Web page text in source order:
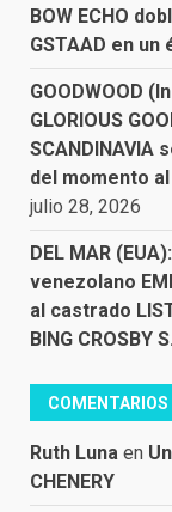
BOW ECHO
GSTAAD en un
GOODWOOD
GLORIOUS
del momento al
julio 28, 2026
DEL MAR
venezolano
al castrado
BING CROSBY
COMENTARIOS
Ruth Luna en
CHENERY